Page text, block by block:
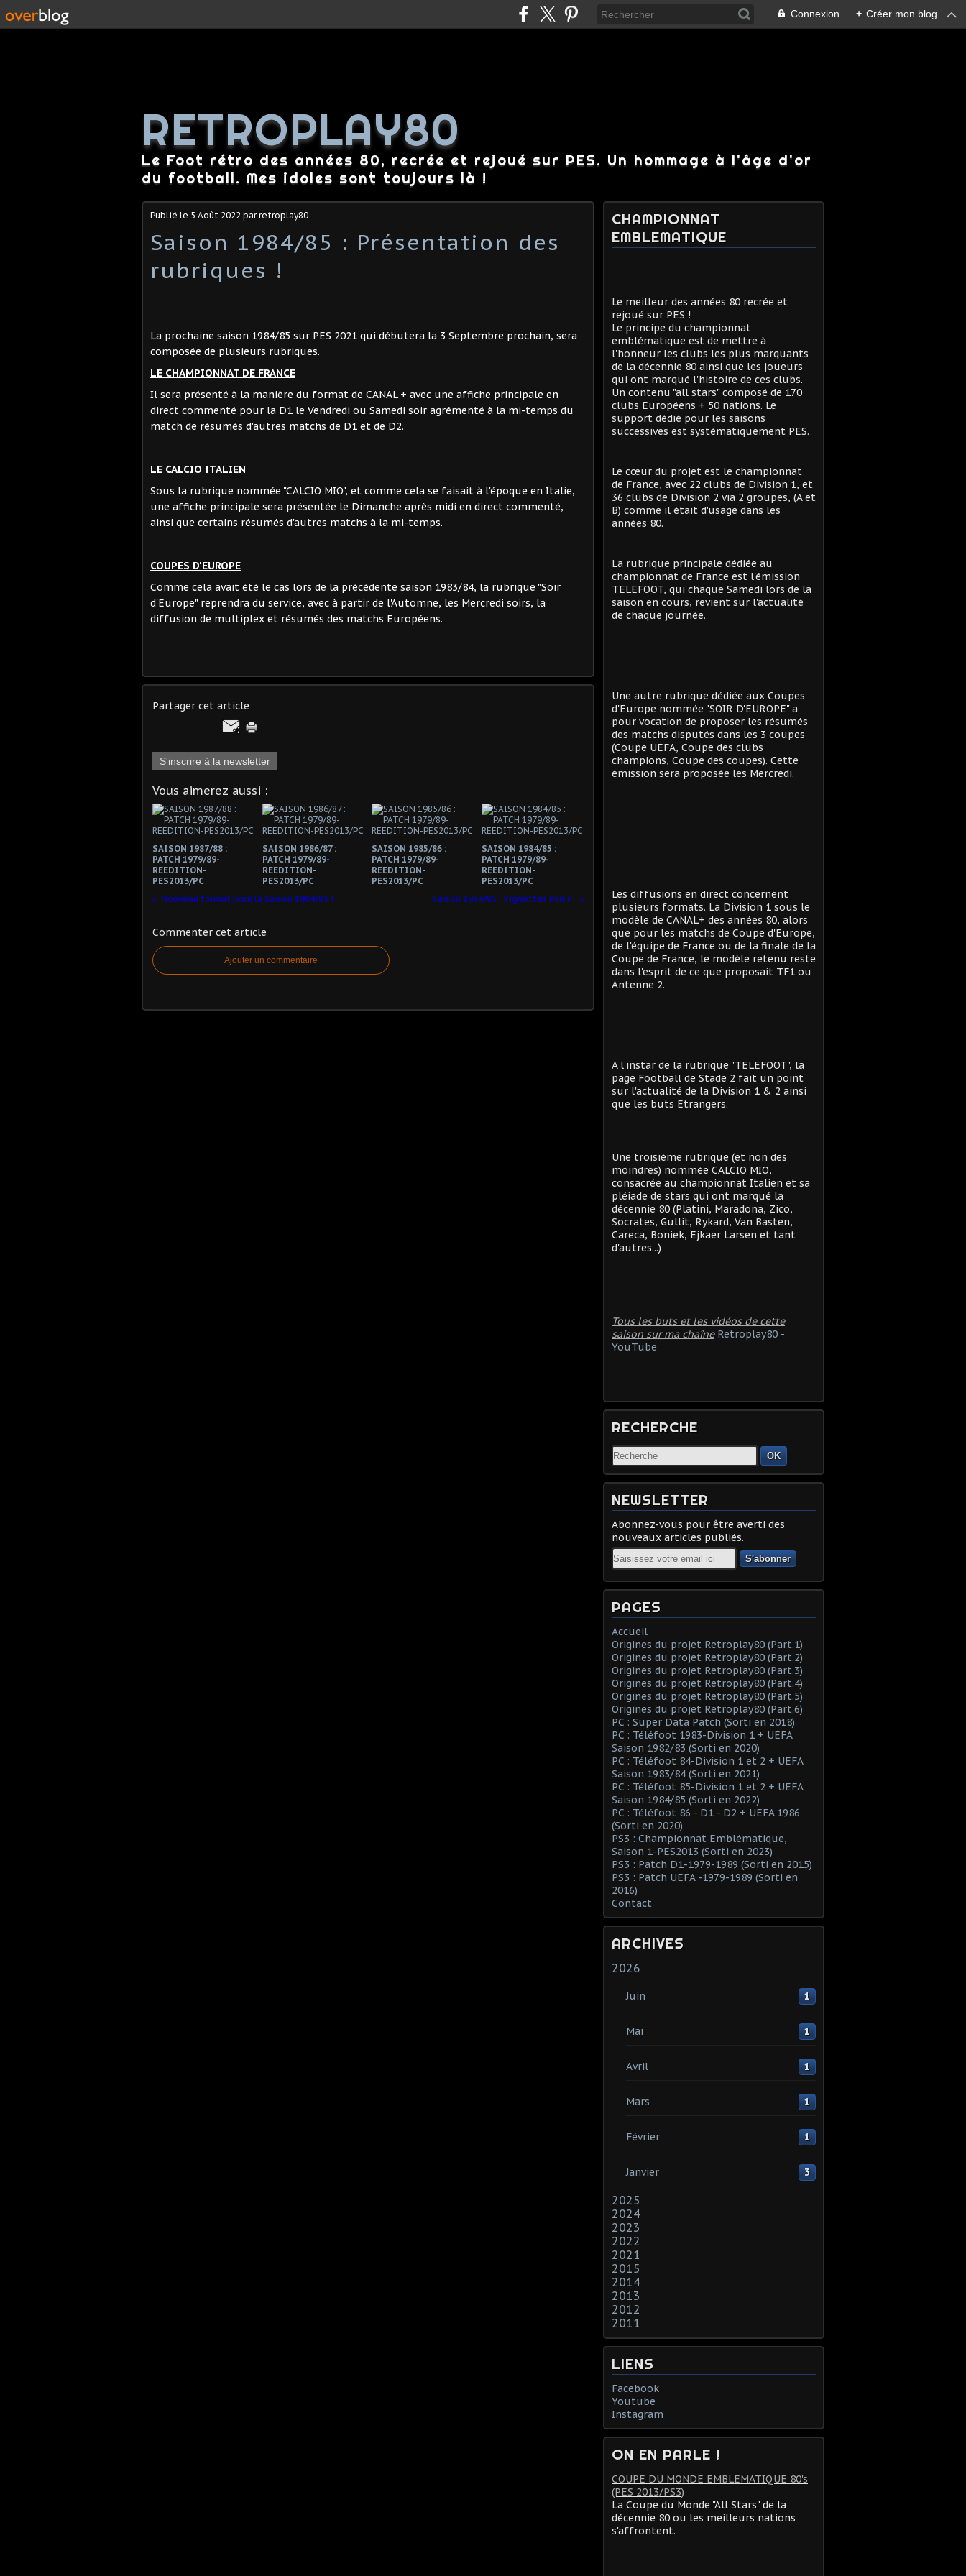
Connexion + Créer mon blog
RETROPLAY80
Le Foot rétro des années 80, recrée et rejoué sur PES. Un hommage à l'âge d'or
du football. Mes idoles sont toujours là !
Publié le 5 Août 2022 par retroplay80
Saison 1984/85 : Présentation des
rubriques !
La prochaine saison 1984/85 sur PES 2021 qui débutera la 3 Septembre prochain, sera
composée de plusieurs rubriques.
LE CHAMPIONNAT DE FRANCE
Il sera présenté à la manière du format de CANAL + avec une affiche principale en
direct commenté pour la D1 le Vendredi ou Samedi soir agrémenté à la mi-temps du
match de résumés d'autres matchs de D1 et de D2.
LE CALCIO ITALIEN
Sous la rubrique nommée "CALCIO MIO", et comme cela se faisait à l'époque en Italie,
une affiche principale sera présentée le Dimanche après midi en direct commenté,
ainsi que certains résumés d'autres matchs à la mi-temps.
COUPES D'EUROPE
Comme cela avait été le cas lors de la précédente saison 1983/84, la rubrique "Soir
d'Europe" reprendra du service, avec à partir de l'Automne, les Mercredi soirs, la
diffusion de multiplex et résumés des matchs Européens.
Partager cet article
S'inscrire à la newsletter
Vous aimerez aussi :
SAISON 1987/88 :
PATCH 1979/89-
REEDITION-
PES2013/PC
SAISON 1986/87 :
PATCH 1979/89-
REEDITION-
PES2013/PC
SAISON 1985/86 :
PATCH 1979/89-
REEDITION-
PES2013/PC
SAISON 1984/85 :
PATCH 1979/89-
REEDITION-
PES2013/PC
Nouveau format pour la Saison 1984/85 !
Saison 1984/85 : Vignettes Panini
Commenter cet article
Ajouter un commentaire
CHAMPIONNAT
EMBLEMATIQUE
Le meilleur des années 80 recrée et
rejoué sur PES !
Le principe du championnat
emblématique est de mettre à
l'honneur les clubs les plus marquants
de la décennie 80 ainsi que les joueurs
qui ont marqué l'histoire de ces clubs.
Un contenu "all stars" composé de 170
clubs Européens + 50 nations. Le
support dédié pour les saisons
successives est systématiquement PES.
Le cœur du projet est le championnat
de France, avec 22 clubs de Division 1, et
36 clubs de Division 2 via 2 groupes, (A et
B) comme il était d'usage dans les
années 80.
La rubrique principale dédiée au
championnat de France est l'émission
TELEFOOT, qui chaque Samedi lors de la
saison en cours, revient sur l'actualité
de chaque journée.
Une autre rubrique dédiée aux Coupes
d'Europe nommée "SOIR D'EUROPE" a
pour vocation de proposer les résumés
des matchs disputés dans les 3 coupes
(Coupe UEFA, Coupe des clubs
champions, Coupe des coupes). Cette
émission sera proposée les Mercredi.
Les diffusions en direct concernent
plusieurs formats. La Division 1 sous le
modèle de CANAL+ des années 80, alors
que pour les matchs de Coupe d'Europe,
de l'équipe de France ou de la finale de la
Coupe de France, le modèle retenu reste
dans l'esprit de ce que proposait TF1 ou
Antenne 2.
A l'instar de la rubrique "TELEFOOT", la
page Football de Stade 2 fait un point
sur l'actualité de la Division 1 & 2 ainsi
que les buts Etrangers.
Une troisième rubrique (et non des
moindres) nommée CALCIO MIO,
consacrée au championnat Italien et sa
pléiade de stars qui ont marqué la
décennie 80 (Platini, Maradona, Zico,
Socrates, Gullit, Rykard, Van Basten,
Careca, Boniek, Ejkaer Larsen et tant
d'autres...)
Tous les buts et les vidéos de cette
saison sur ma chaîne Retroplay80 -
YouTube
RECHERCHE
OK
NEWSLETTER
Abonnez-vous pour être averti des
nouveaux articles publiés.
Email
PAGES
Accueil
Origines du projet Retroplay80 (Part.1)
Origines du projet Retroplay80 (Part.2)
Origines du projet Retroplay80 (Part.3)
Origines du projet Retroplay80 (Part.4)
Origines du projet Retroplay80 (Part.5)
Origines du projet Retroplay80 (Part.6)
PC : Super Data Patch (Sorti en 2018)
PC : Téléfoot 1983-Division 1 + UEFA
Saison 1982/83 (Sorti en 2020)
PC : Téléfoot 84-Division 1 et 2 + UEFA
Saison 1983/84 (Sorti en 2021)
PC : Téléfoot 85-Division 1 et 2 + UEFA
Saison 1984/85 (Sorti en 2022)
PC : Téléfoot 86 - D1 - D2 + UEFA 1986
(Sorti en 2020)
PS3 : Championnat Emblématique,
Saison 1-PES2013 (Sorti en 2023)
PS3 : Patch D1-1979-1989 (Sorti en 2015)
PS3 : Patch UEFA -1979-1989 (Sorti en
2016)
Contact
ARCHIVES
2026
Juin 1
Mai 1
Avril 1
Mars 1
Février 1
Janvier 3
2025
2024
2023
2022
2021
2015
2014
2013
2012
2011
LIENS
Facebook
Youtube
Instagram
ON EN PARLE !
COUPE DU MONDE EMBLEMATIQUE 80's
(PES 2013/PS3)
La Coupe du Monde "All Stars" de la
décennie 80 ou les meilleurs nations
s'affrontent.